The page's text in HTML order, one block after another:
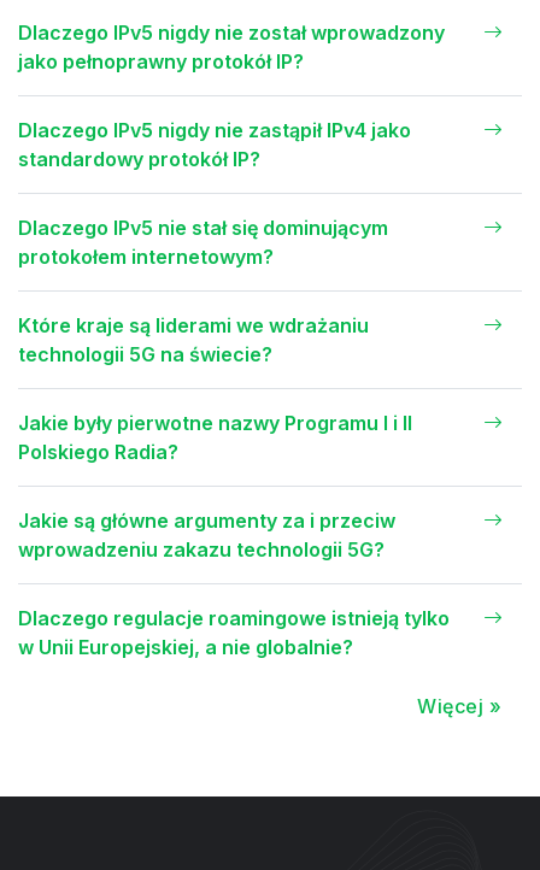
Dlaczego IPv5 nigdy nie został wprowadzony
jako pełnoprawny protokół IP?
Dlaczego IPv5 nigdy nie zastąpił IPv4 jako
standardowy protokół IP?
Dlaczego IPv5 nie stał się dominującym
protokołem internetowym?
Które kraje są liderami we wdrażaniu
technologii 5G na świecie?
Jakie były pierwotne nazwy Programu I i II
Polskiego Radia?
Jakie są główne argumenty za i przeciw
wprowadzeniu zakazu technologii 5G?
Dlaczego regulacje roamingowe istnieją tylko
w Unii Europejskiej, a nie globalnie?
Więcej »